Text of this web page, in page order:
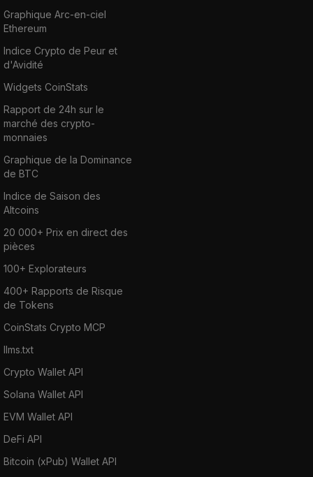
Graphique Arc-en-ciel
Ethereum
Indice Crypto de Peur et
d'Avidité
Widgets CoinStats
Rapport de 24h sur le
marché des crypto-
monnaies
Graphique de la Dominance
de BTC
Indice de Saison des
Altcoins
20 000+ Prix en direct des
pièces
100+ Explorateurs
400+ Rapports de Risque
de Tokens
CoinStats Crypto MCP
llms.txt
Crypto Wallet API
Solana Wallet API
EVM Wallet API
DeFi API
Bitcoin (xPub) Wallet API